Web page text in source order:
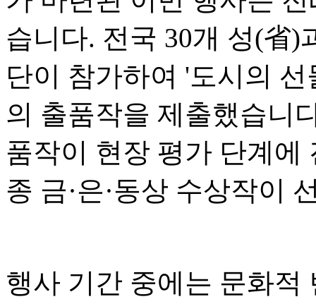
습니다. 전국 30개 성(省)
단이 참가하여 '도시의
의 출품작을 제출했습니
품작이 현장 평가 단계에
종 금·은·동상 수상작이
행사 기간 중에는 문화적